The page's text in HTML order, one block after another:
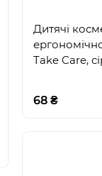
Дитячі
Take Care,
68 ₴